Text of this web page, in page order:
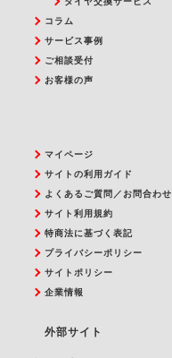
コラム
サービス事例
ご相談受付
お客様の声
マイページ
サイトの利用ガイド
よくあるご質問／お問合わせ
サイト利用規約
特商法に基づく表記
プライバシーポリシー
サイトポリシー
企業情報
外部サイト